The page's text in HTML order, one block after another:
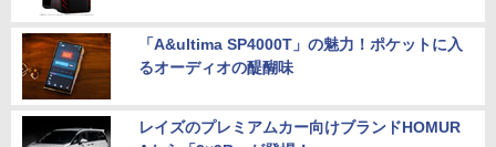
「A&ultima SP4000T」の魅力！ポケットに入
るオーディオの醍醐味
レイズのプレミアムカー向けブランドHOMUR